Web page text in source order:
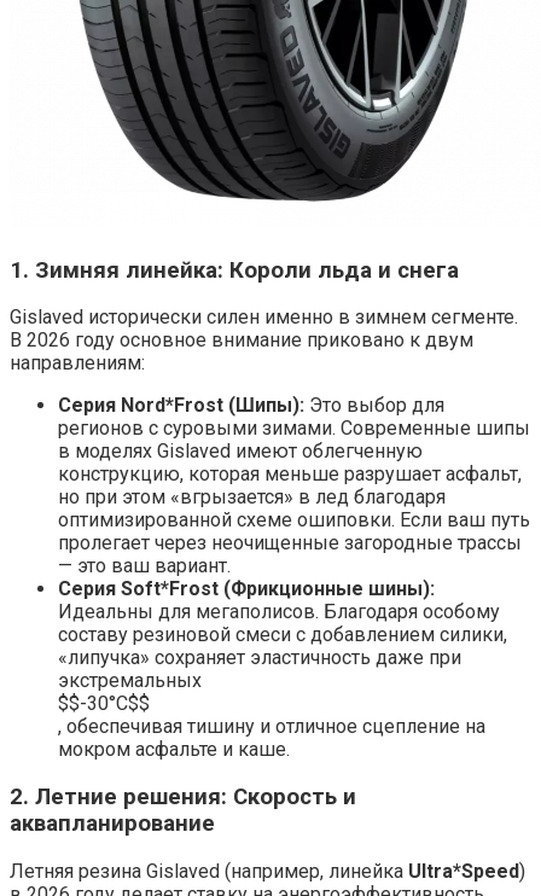
1. Зимняя линейка: Короли льда и снега
Gislaved исторически силен именно в зимнем сегменте.
В 2026 году основное внимание приковано к двум
направлениям:
Серия Nord*Frost (Шипы): Это выбор для
регионов с суровыми зимами. Современные шипы
в моделях Gislaved имеют облегченную
конструкцию, которая меньше разрушает асфальт,
но при этом «вгрызается» в лед благодаря
оптимизированной схеме ошиповки. Если ваш путь
пролегает через неочищенные загородные трассы
— это ваш вариант.
Серия Soft*Frost (Фрикционные шины):
Идеальны для мегаполисов. Благодаря особому
составу резиновой смеси с добавлением силики,
«липучка» сохраняет эластичность даже при
экстремальных
$$-30°C$$
, обеспечивая тишину и отличное сцепление на
мокром асфальте и каше.
2. Летние решения: Скорость и
аквапланирование
Летняя резина Gislaved (например, линейка Ultra*Speed)